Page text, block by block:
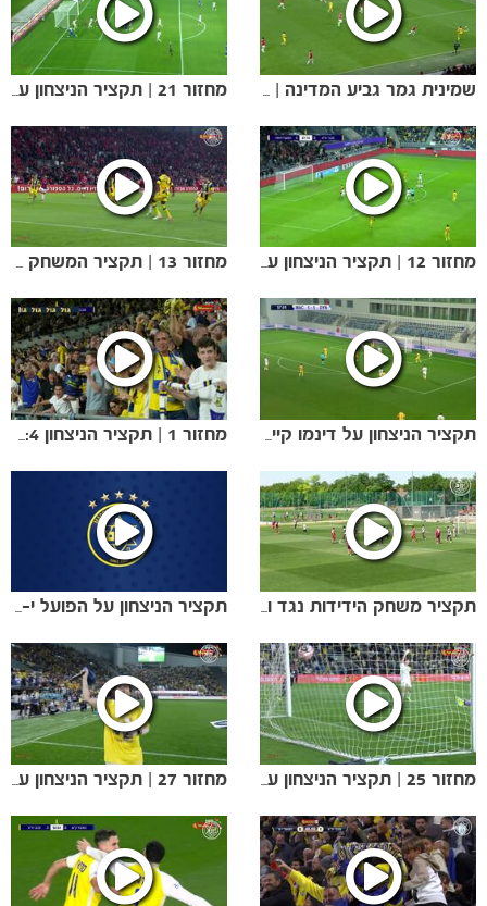
הקבוצות
מחזור 21 | תקציר הניצחון על קריית שמונה (4:1) שמינית גמר גביע המדינה | הניצחון הגדול בדרבי
מחזור 13 | תקציר המשחק נגד הפועל ב״ש מחזור 12 | תקציר הניצחון על הפועל חיפה
מחזור 1 | תקציר הניצחון 0:4 על מכבי נתניה תקציר הניצחון על דינמו קייב (1:3)
תקציר הניצחון על הפועל י-ם בגביע הטוטו תקציר משחק הידידות נגד ואשאש (0:5)